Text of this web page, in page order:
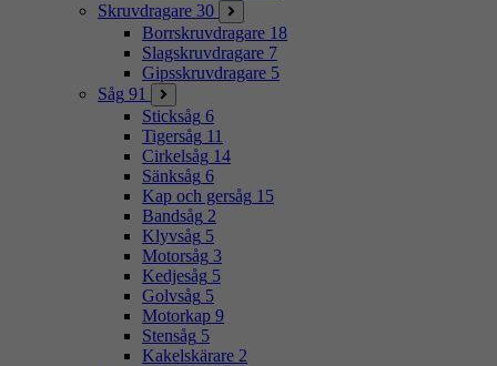
Skruvdragare 30
Borrskruvdragare 18
Slagskruvdragare 7
Gipsskruvdragare 5
Såg 91
Sticksåg 6
Tigersåg 11
Cirkelsåg 14
Sänksåg 6
Kap och gersåg 15
Bandsåg 2
Klyvsåg 5
Motorsåg 3
Kedjesåg 5
Golvsåg 5
Motorkap 9
Stensåg 5
Kakelskärare 2